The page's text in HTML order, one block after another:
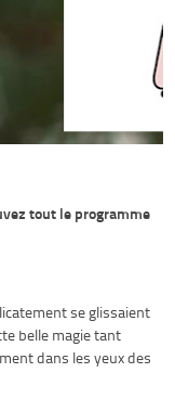
tout le programme
se glissaient
belle magie tant
dans les yeux des